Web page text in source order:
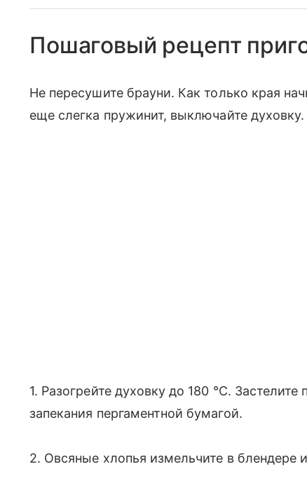
Пошаговый рецепт
Не пересушите брауни. Как только края
еще слегка пружинит, выключайте духовку.
1. Разогрейте духовку до 180 °C.
запекания пергаментной бумагой.
2. Овсяные хлопья измельчите в